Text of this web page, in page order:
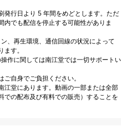
発行日より 5 年間をめどとします。ただ
内でも配信を停止する可能性がありま
、再生環境、通信回線の状況によって
す。
作に関しては南江堂では一切サポートい
ご自身でご負担ください。
江堂にあります。動画の一部または全部
での配布及び有料での販売）することを